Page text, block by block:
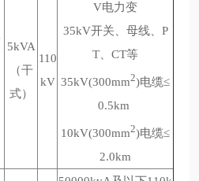
5kVA
（干
式）
110
kV
V电力变
35kV开关、母线、P
T、CT等
35kV(300mm2)电缆≤
0.5km
10kV(300mm2)电缆≤
2.0km